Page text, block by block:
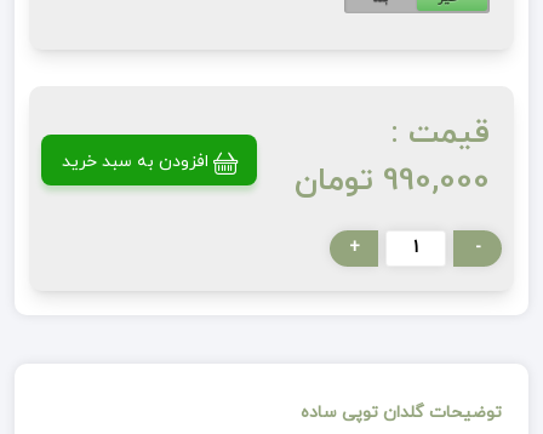
قیمت :
990,000 تومان
افزودن به سبد خرید
-
+
توضیحات گلدان توپی ساده